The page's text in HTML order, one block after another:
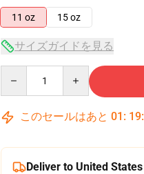
11 oz
15 oz
サイズガイドを見る
このセールはあと 01 : 19:
Deliver to United States